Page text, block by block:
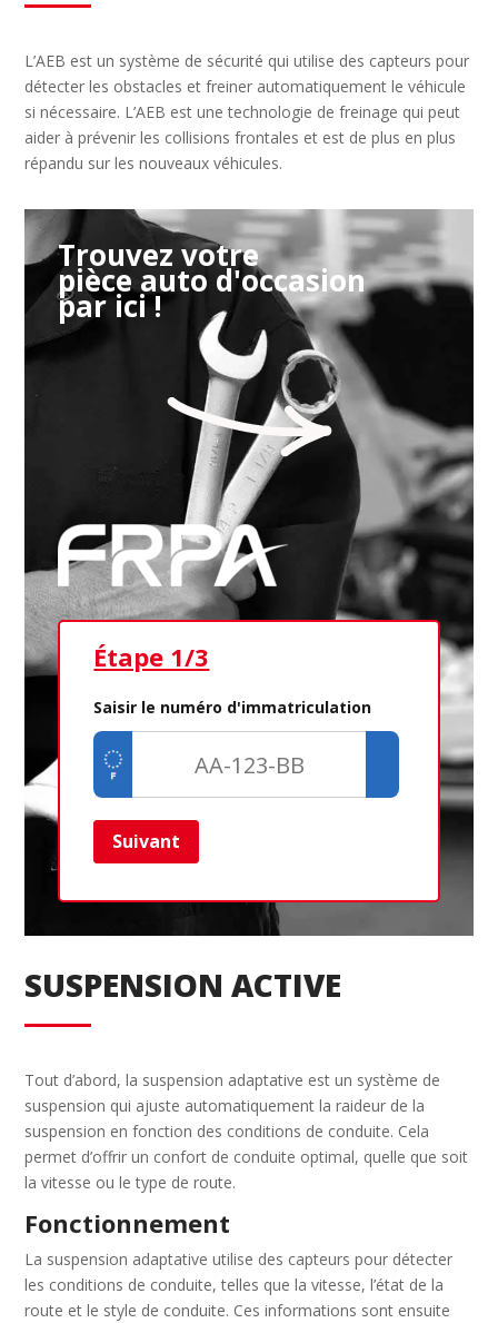
L’AEB est un système de sécurité qui utilise des capteurs pour
détecter les obstacles et freiner automatiquement le véhicule
si nécessaire. L’AEB est une technologie de freinage qui peut
aider à prévenir les collisions frontales et est de plus en plus
répandu sur les nouveaux véhicules.
Trouvez votre
pièce auto d'occasion
par ici !
Étape 1/3
Saisir le numéro d'immatriculation
Suivant
SUSPENSION ACTIVE
Tout d’abord, la suspension adaptative est un système de
suspension qui ajuste automatiquement la raideur de la
suspension en fonction des conditions de conduite. Cela
permet d’offrir un confort de conduite optimal, quelle que soit
la vitesse ou le type de route.
Fonctionnement
La suspension adaptative utilise des capteurs pour détecter
les conditions de conduite, telles que la vitesse, l’état de la
route et le style de conduite. Ces informations sont ensuite